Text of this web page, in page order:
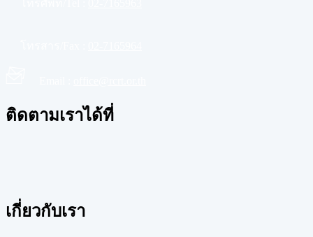
ติดตามเราได้ที่
เกี่ยวกับเรา